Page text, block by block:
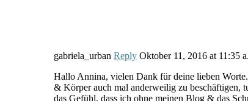
gabriela_urban Reply Oktober 11, 2016 at11:35
Hallo Annina, vielen Dank für deine lieben Worte.
& Körper auch mal anderweilig zu beschäftigen,
das Gefühl, dass ich ohne meinen Blog & das